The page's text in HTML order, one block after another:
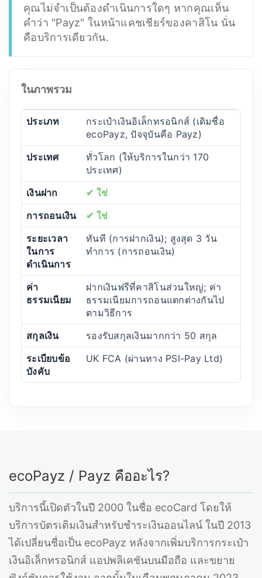
คุณไม่จำเป็นต้องดำเนินการใดๆ หากคุณเห็น
คำว่า "Payz" ในหน้าแคชเชียร์ของคาสิโน นั่น
คือบริการเดียวกัน.
ในภาพรวม
ประเภท
กระเป๋าเงินอิเล็กทรอนิกส์ (เดิมชื่อ
ecoPayz, ปัจจุบันคือ Payz)
ประเทศ
ทั่วโลก (ให้บริการในกว่า 170
ประเทศ)
เงินฝาก
✔ ใช่
การถอนเงิน
✔ ใช่
ระยะเวลา
ในการ
ดำเนินการ
ทันที (การฝากเงิน); สูงสุด 3 วัน
ทำการ (การถอนเงิน)
ค่า
ธรรมเนียม
ฝากเงินฟรีที่คาสิโนส่วนใหญ่; ค่า
ธรรมเนียมการถอนแตกต่างกันไป
ตามวิธีการ
สกุลเงิน
รองรับสกุลเงินมากกว่า 50 สกุล
ระเบียบข้อ
บังคับ
UK FCA (ผ่านทาง PSI-Pay Ltd)
ecoPayz / Payz คืออะไร?
บริการนี้เปิดตัวในปี 2000 ในชื่อ ecoCard โดยให้
บริการบัตรเติมเงินสำหรับชำระเงินออนไลน์ ในปี 2013
ได้เปลี่ยนชื่อเป็น ecoPayz หลังจากเพิ่มบริการกระเป๋า
เงินอิเล็กทรอนิกส์ แอปพลิเคชันบนมือถือ และขยาย